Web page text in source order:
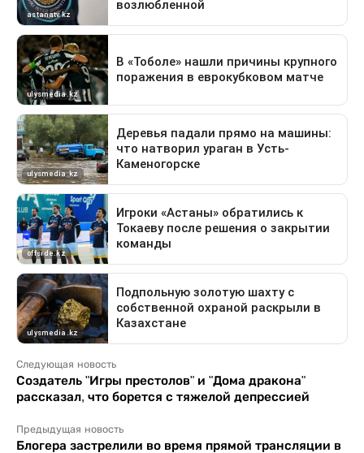
Следующая новость
Создатель "Игры престолов" и "Дома дракона"
рассказал, что борется с тяжелой депрессией
Предыдущая новость
Блогера застрелили во время прямой трансляции в